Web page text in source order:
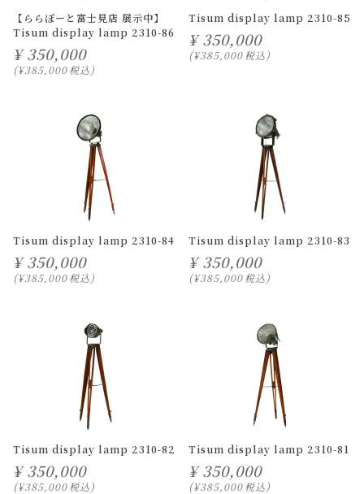
【ららぽーと富士見店 展示中】
Tisum display lamp 2310-86
¥ 350,000
¥385,000税込
Tisum display lamp 2310-85
¥ 350,000
¥385,000税込
Tisum display lamp 2310-84
¥ 350,000
¥385,000税込
Tisum display lamp 2310-83
¥ 350,000
¥385,000税込
Tisum display lamp 2310-82
¥ 350,000
¥385,000税込
Tisum display lamp 2310-81
¥ 350,000
¥385,000税込